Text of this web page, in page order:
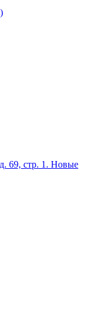
69, стр. 1. Новые